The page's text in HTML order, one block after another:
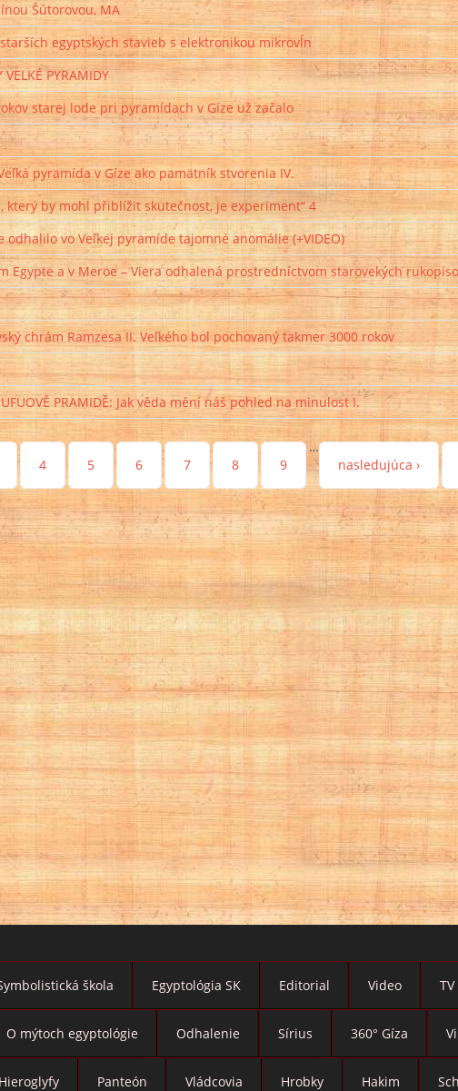
Šútorovou, MA
egyptských stavieb s elektronikou mikrovĺn
PYRAMIDY
starej lode pri pyramídach v Gíze už začalo
pyramída v Gíze ako pamätník stvorenia IV.
který by mohl přiblížit skutečnost, je experiment“ 4
odhalilo vo Veľkej pyramíde tajomné anomálie (+VIDEO)
Egypte a v Meroe – Viera odhalená prostredníctvom starovekých
chrám Ramzesa II. Veľkého bol pochovaný takmer 3000 rokov
PRAMIDĚ: Jak věda mění náš pohled na minulost I.
4 5 6 7 8 9
…
nasledujúca ›
škola Egyptológia SK Editorial Video TV
O mýtoch egyptológie Odhalenie Sírius 360° Gíza
Hieroglyfy Panteón Vládcovia Hrobky Hakim